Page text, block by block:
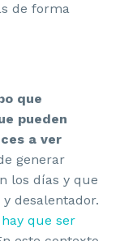
de forma
que
pueden
a ver
generar
los días y que
desalentador.
que ser